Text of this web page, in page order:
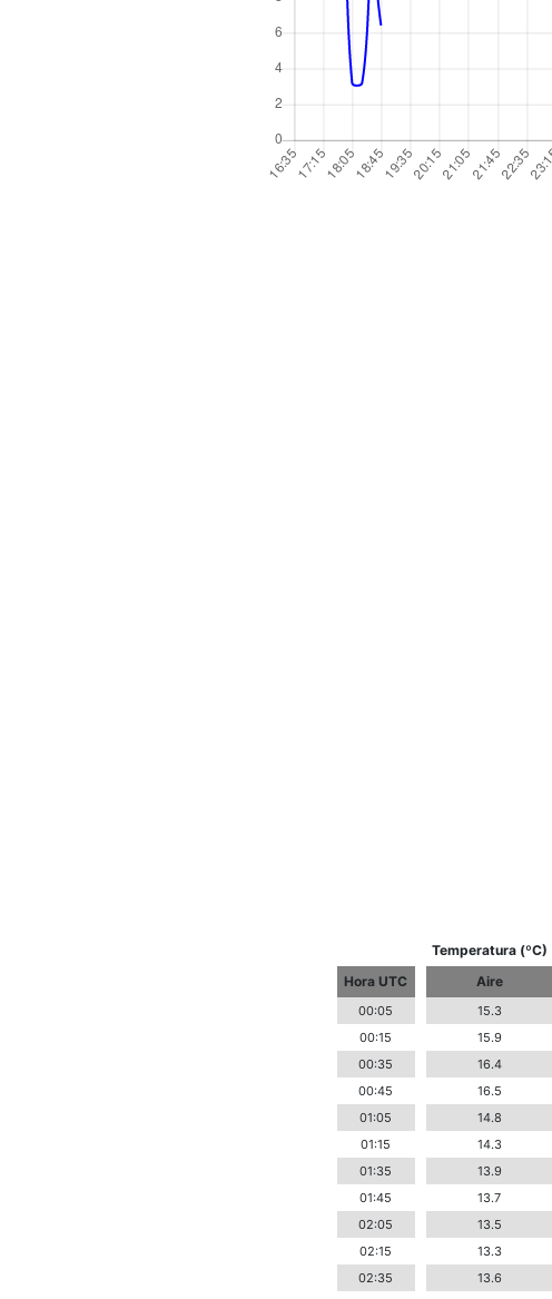
Temperatura (ºC)
Hora UTC
Aire
00:05 15.3
00:15
15.9
00:35
16.4
00:45
16.5
01:05
14.8
01:15
14.3
01:35
13.9
01:45
13.7
02:05
13.5
02:15
13.3
02:35
13.6